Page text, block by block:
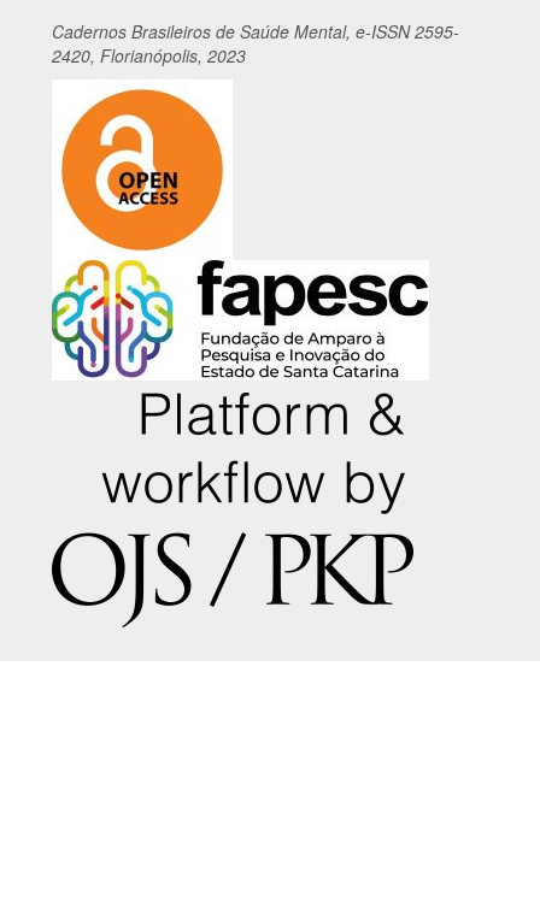
Cadernos Brasileiros de Saúde Mental, e-ISSN 2595-
2420, Florianópolis, 2023